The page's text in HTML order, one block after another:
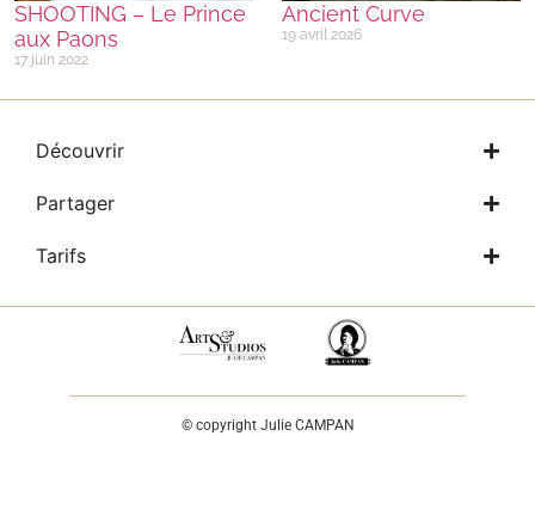
SHOOTING – Le Prince
aux Paons
17 juin 2022
Ancient Curve
19 avril 2026
Découvrir
Partager
Tarifs
© copyright Julie CAMPAN